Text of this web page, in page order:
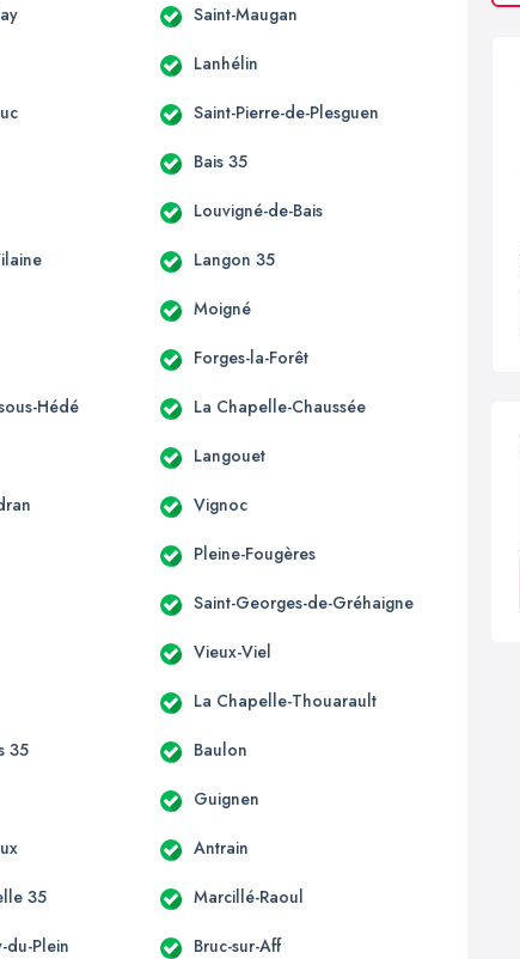
Saint-Maugan
Lanhélin
Saint-Pierre-de-Plesguen
Bais 35
Louvigné-de-Bais
Langon 35
Moigné
Forges-la-Forêt
Hédé La Chapelle-Chaussée
Langouet
Vignoc
Pleine-Fougères
Saint-Georges-de-Gréhaigne
Vieux-Viel
La Chapelle-Thouarault
35 Baulon
Guignen
Antrain
35 Marcillé-Raoul
du-Plein Bruc-sur-Aff